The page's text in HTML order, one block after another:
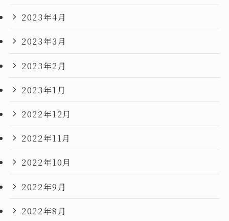
2023年4月
2023年3月
2023年2月
2023年1月
2022年12月
2022年11月
2022年10月
2022年9月
2022年8月